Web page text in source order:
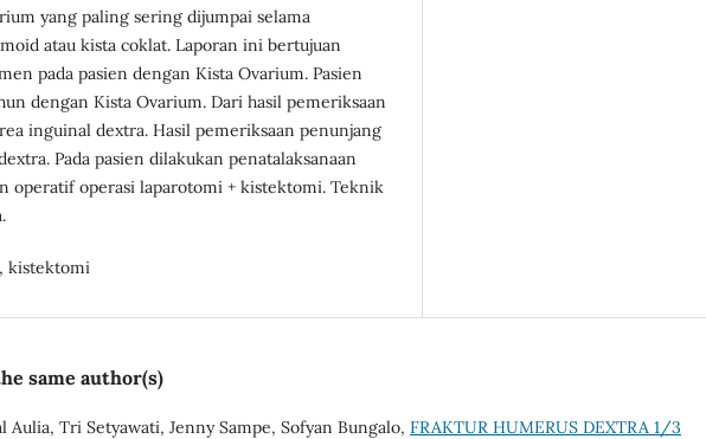
yang paling sering dijumpai selama
atau kista coklat. Laporan ini bertujuan
pada pasien dengan Kista Ovarium. Pasien
dengan Kista Ovarium. Dari hasil pemeriksaan
inguinal dextra. Hasil pemeriksaan penunjang
Pada pasien dilakukan penatalaksanaan
operatif operasi laparotomi + kistektomi. Teknik
kistektomi
same author(s)
Aulia, Tri Setyawati, Jenny Sampe, Sofyan Bungalo, FRAKTUR HUMERUS DEXTRA 1/3